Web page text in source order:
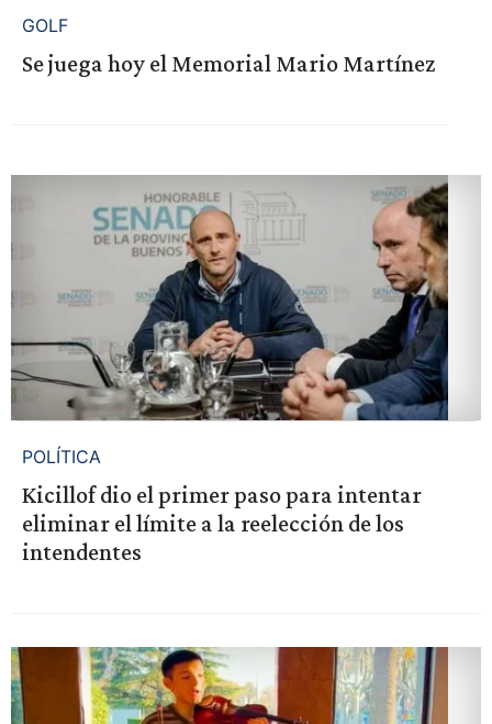
GOLF
Se juega hoy el Memorial Mario Martínez
POLÍTICA
Kicillof dio el primer paso para intentar
eliminar el límite a la reelección de los
intendentes